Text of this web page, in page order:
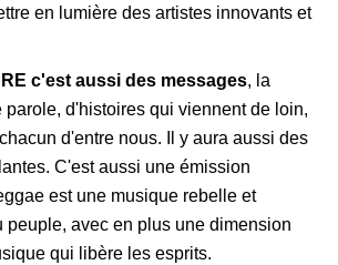
en lumière des artistes innovants et
c'est aussi des messages, la
parole, d'histoires qui viennent de loin,
d'entre nous. Il y aura aussi des
C'est aussi une émission
est une musique rebelle et
peuple, avec en plus une dimension
qui libère les esprits.